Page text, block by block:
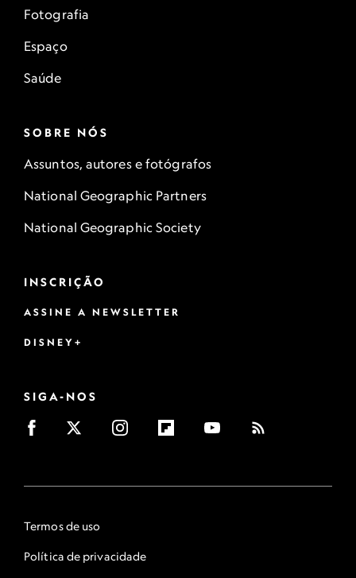
Fotografia
Espaço
Saúde
SOBRE NÓS
Assuntos, autores e fotógrafos
National Geographic Partners
National Geographic Society
INSCRIÇÃO
ASSINE A NEWSLETTER
DISNEY+
SIGA-NOS
Termos de uso
Política de privacidade